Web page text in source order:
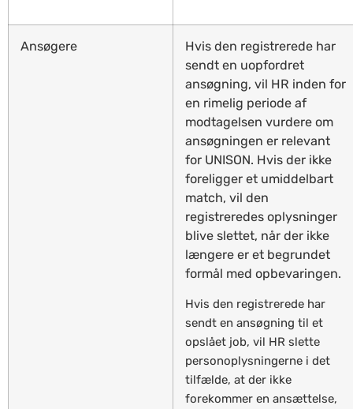
Ansøgere
Hvis den registrerede har
sendt en uopfordret
ansøgning, vil HR inden for
en rimelig periode af
modtagelsen vurdere om
ansøgningen er relevant
for UNISON. Hvis der ikke
foreligger et umiddelbart
match, vil den
registreredes oplysninger
blive slettet, når der ikke
længere er et begrundet
formål med opbevaringen.
Hvis den registrerede har
sendt en ansøgning til et
opslået job, vil HR slette
personoplysningerne i det
tilfælde, at der ikke
forekommer en ansættelse,